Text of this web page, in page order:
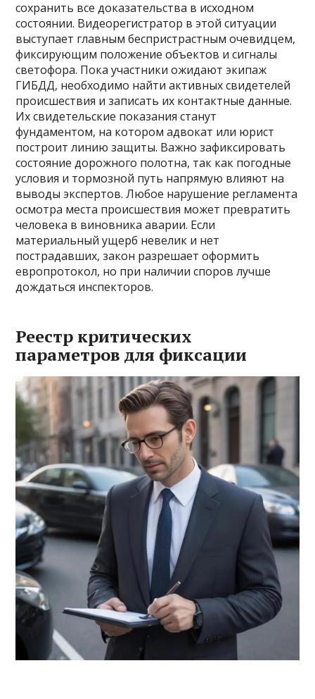
сохранить все доказательства в исходном
состоянии. Видеорегистратор в этой ситуации
выступает главным беспристрастным очевидцем,
фиксирующим положение объектов и сигналы
светофора. Пока участники ожидают экипаж
ГИБДД, необходимо найти активных свидетелей
происшествия и записать их контактные данные.
Их свидетельские показания станут
фундаментом, на котором адвокат или юрист
построит линию защиты. Важно зафиксировать
состояние дорожного полотна, так как погодные
условия и тормозной путь напрямую влияют на
выводы экспертов. Любое нарушение регламента
осмотра места происшествия может превратить
человека в виновника аварии. Если
материальный ущерб невелик и нет
пострадавших, закон разрешает оформить
европротокол, но при наличии споров лучше
дождаться инспекторов.
Реестр критических
параметров для фиксации